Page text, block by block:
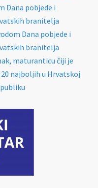
Dana pobjede i
branitelja
Dana pobjede i
branitelja
maturanticu čiji je
najboljih u Hrvatskoj